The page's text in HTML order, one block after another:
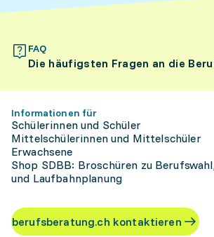
FAQ
Die häufigsten Fragen an die
Informationen für
Schülerinnen und Schüler
Mittelschülerinnen und Mittelschüler
Erwachsene
Shop SDBB: Broschüren zu
und Laufbahnplanung
berufsberatung.ch kontaktieren